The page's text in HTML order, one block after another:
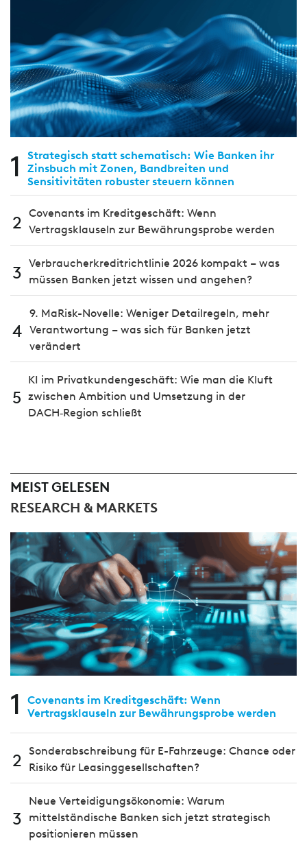
1
Strategisch statt schematisch: Wie Banken ihr
Zinsbuch mit Zonen, Bandbreiten und
Sensitivitäten robuster steuern können
2 Covenants im Kreditgeschäft: Wenn
Vertragsklauseln zur Bewährungsprobe werden
3 Verbraucherkreditrichtlinie 2026 kompakt – was
müssen Banken jetzt wissen und angehen?
4
9. MaRisk-Novelle: Weniger Detailregeln, mehr
Verantwortung – was sich für Banken jetzt
verändert
5
KI im Privatkundengeschäft: Wie man die Kluft
zwischen Ambition und Umsetzung in der
DACH‑Region schließt
MEIST GELESEN
RESEARCH & MARKETS
1
Covenants im Kreditgeschäft: Wenn
Vertragsklauseln zur Bewährungsprobe werden
2 Sonderabschreibung für E-Fahrzeuge: Chance oder
Risiko für Leasinggesellschaften?
3
Neue Verteidigungsökonomie: Warum
mittelständische Banken sich jetzt strategisch
positionieren müssen